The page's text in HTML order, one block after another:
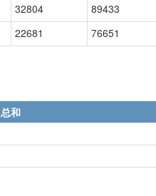
32804 89433
22681 76651
和